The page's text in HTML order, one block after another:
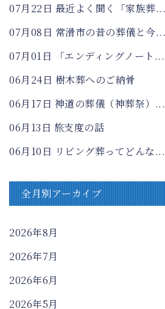
07月22日 最近よく聞く「家族葬...
07月08日 常滑市の昔の葬儀と今...
07月01日 「エンディングノート...
06月24日 樹木葬へのご納骨
06月17日 神道の葬儀（神葬祭）...
06月13日 旅支度の話
06月10日 リビング葬ってどんな...
全月別アーカイブ
2026年8月
2026年7月
2026年6月
2026年5月